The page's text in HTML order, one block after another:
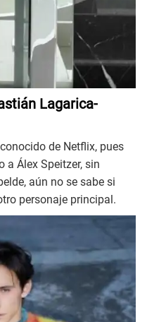
Lagarica-
de Netflix, pues
a Álex Speitzer, sin
aún no se sabe si
personaje principal.